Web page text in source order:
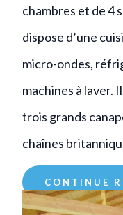
chambres et de 4
dispose d’une
micro-ondes,
machines à laver.
trois grands
chaînes
CONTINUE